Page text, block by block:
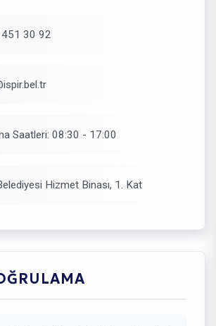
30 92
Saatleri: 08:30 - 17:00
Hizmet Binası, 1. Kat